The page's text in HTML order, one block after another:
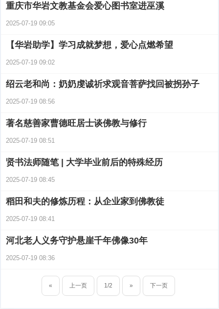
重庆市华岩文教基金会爱心图书室进巫溪
2025-07-19 09:05
【华岩助学】学习成就梦想，爱心点燃希望
2025-07-19 09:02
绍云老和尚：奶奶虔诚祈求观音菩萨找回被拐孙子
2025-07-19 08:56
著名慈善家曹德旺居士谈佛教与修行
2025-07-19 08:51
贤书法师随笔 | 大学毕业前后的特殊经历
2025-07-19 08:45
稻田和夫的修炼历程：从企业家到佛教徒
2025-07-19 08:41
河北老人义务守护悬崖千年佛像30年
2025-07-19 08:36
« 上一页 1/2 » 下一页